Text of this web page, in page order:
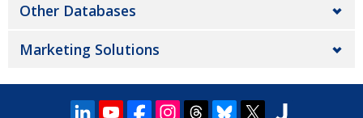
Other Databases
Marketing Solutions